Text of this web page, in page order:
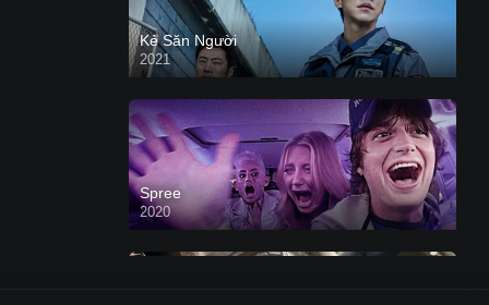
Kẻ Săn Người
2021
Spree
2020